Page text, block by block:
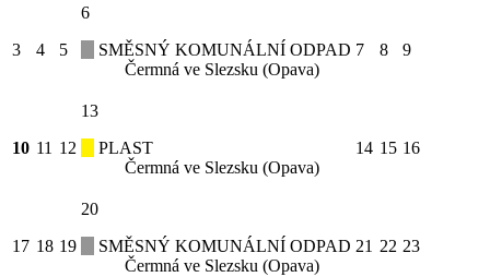
3 4 5
6
SMĚSNÝ KOMUNÁLNÍ ODPAD
Čermná ve Slezsku (Opava)
7 8 9
10 11 12
13
PLAST
Čermná ve Slezsku (Opava)
14 15 16
17 18 19
20
SMĚSNÝ KOMUNÁLNÍ ODPAD
Čermná ve Slezsku (Opava)
21 22 23